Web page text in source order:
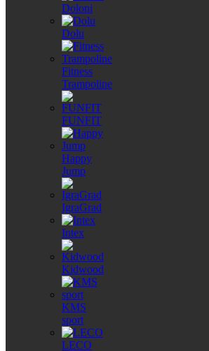
Doloni
Dolu
Fitness
Trampoline
FUNFIT
Happy
Jump
IgraGrad
Intex
Kidwood
KMS
sport
LECO